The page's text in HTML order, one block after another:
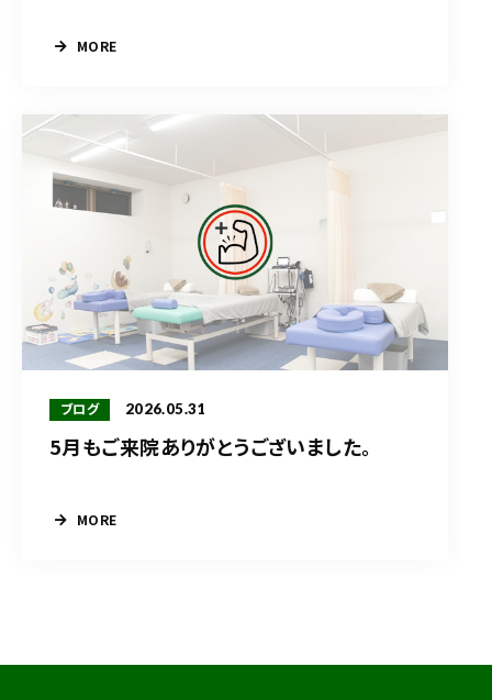
MORE
ブログ 2026.05.31
5月もご来院ありがとうございました。
MORE